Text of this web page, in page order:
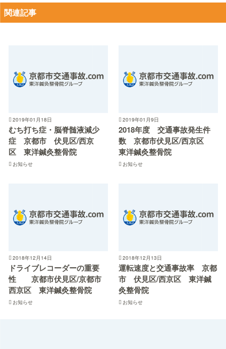
関連記事
2019年01月18日
むち打ち症・脳脊髄液減少
症 京都市 伏見区/西京
区 東洋鍼灸整骨院
お知らせ
2019年01月9日
2018年度 交通事故発生件
数 京都市伏見区/西京区
東洋鍼灸整骨院
お知らせ
2018年12月14日
ドライブレコーダーの重要
性 京都市伏見区/京都市
西京区 東洋鍼灸整骨院
お知らせ
2018年12月13日
運転速度と交通事故率 京都
市 伏見区/西京区 東洋鍼
灸整骨院
お知らせ